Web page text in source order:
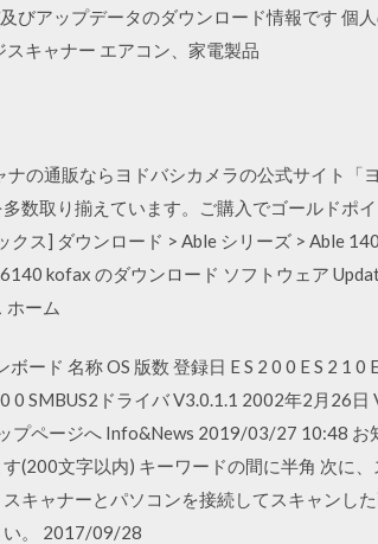
びアップデータのダウンロード情報です 個
キャナー エアコン、家電製品
ナの通販ならヨドバシカメラの公式サイト
数取り揃えています。ご購入でゴールドポ
クス] ダウンロード > Able シリーズ > Able
kofax のダウンロード ソフトウェア
ホーム
ード 名称 OS 版数 登録日 E S 2 0 0 E S 2 1 0
0 0 SMBUS2ドライバ V3.0.1.1 2002年2月26
プページへ Info&News 2019/03/27 10:48
(200文字以内) キーワードの間に半角 次に
スキャナーとパソコンを接続してスキャン
い。 2017/09/28